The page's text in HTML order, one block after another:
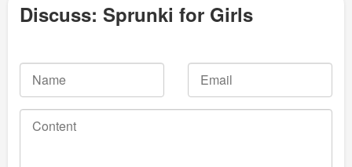
Discuss: Sprunki for Girls